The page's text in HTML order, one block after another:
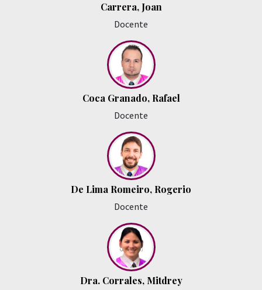
Carrera, Joan
Docente
Coca Granado, Rafael
Docente
De Lima Romeiro, Rogerio
Docente
Dra. Corrales, Mitdrey